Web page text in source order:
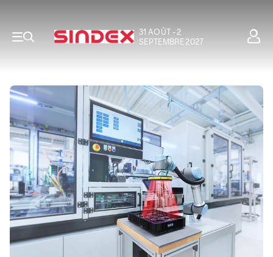
31 AOÛT - 2
SEPTEMBRE 2027